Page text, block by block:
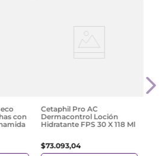
con
Cetaphil Pro AC
Dermacontrol Loción
Hidratante FPS 30 X 118 Ml
$73.093,04